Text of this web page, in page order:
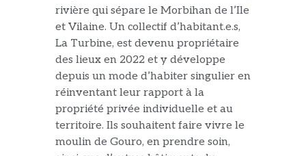
rivière qui sépare le Morbihan de l’Ile
et Vilaine. Un collectif d’habitant.e.s,
La Turbine, est devenu propriétaire
des lieux en2022 et y développe
depuis un mode d’habiter singulier en
réinventant leur rapport à la
propriété privée individuelle et au
territoire. Ils souhaitent faire vivre le
moulin de Gouro, en prendre soin,